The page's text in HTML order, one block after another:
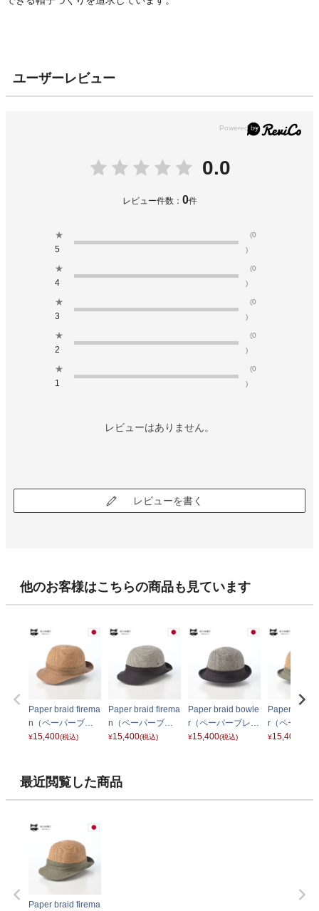
ユーザーレビュー
0.0
レビュー件数： 0件
★
5
(0
)
★
4
(0
)
★
3
(0
)
★
2
(0
)
★
1
(0
)
レビューはありません。
レビューを書く
他のお客様はこちらの商品も見ています
Paper braid firema
n（ペーパーブレ
ード ファイヤーマ
¥15,400(税込)
Paper braid firema
n（ペーパーブレ
ード ファイヤーマ
¥15,400(税込)
Paper braid bowle
r（ペーパーブレー
ド ボーラー） ブラ
¥15,400(税込)
Paper braid
r（ペーパー
ド ボーラー
¥15,400
最近閲覧した商品
Paper braid firema